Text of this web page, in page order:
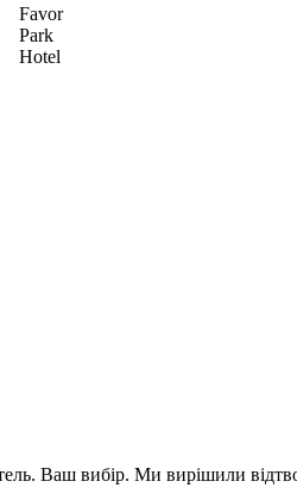
Ваш вибір. Ми вирішили